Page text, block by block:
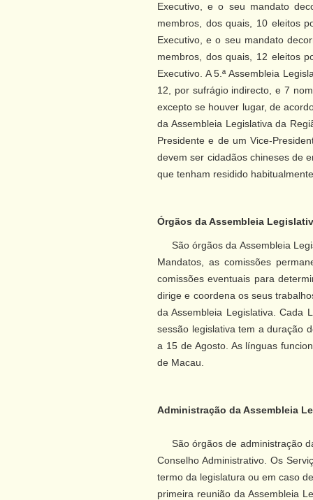
Executivo, e o seu mandato
membros, dos quais, 10 eleitos
Executivo, e o seu mandato
membros, dos quais, 12 eleitos
Executivo. A 5.ª Assembleia
12, por sufrágio indirecto, e 7
excepto se houver lugar, de
da Assembleia Legislativa da
Presidente e de um Vice-
devem ser cidadãos chineses de
que tenham residido
Órgãos da Assembleia
São órgãos da Assembleia
Mandatos, as comissões
comissões eventuais para
dirige e coordena os seus
da Assembleia Legislativa. Cada
sessão legislativa tem a duração
a 15 de Agosto. As línguas
de Macau.
Administração da Assembleia
São órgãos de administração
Conselho Administrativo. Os
termo da legislatura ou em caso
primeira reunião da Assembleia